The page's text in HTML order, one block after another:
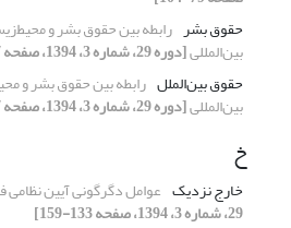
حقوق بشر رابطه بین حقوق بشر و
بین‌المللی[دوره 29، شماره 3، 1394، صفحه 7-33]
حقوق بین‌الملل رابطه بین حقوق بشر و
بین‌المللی[دوره 29، شماره 3، 1394، صفحه 7-33]
خ
خارج نزدیک عوامل دگرگونی آیین
29، شماره 3، 1394، صفحه 133-159]